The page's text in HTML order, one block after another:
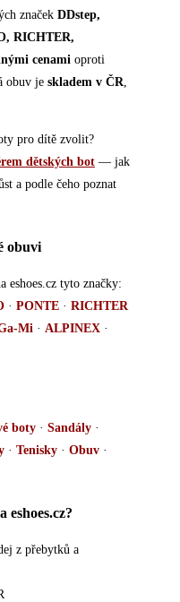
značek DDstep,
RICHTER,
cenami oproti
obuv je skladem v ČR
pro dítě zvolit?
dětských bot — jak
a podle čeho poznat
obuvi
eshoes.cz tyto značky:
· PONTE · RICHTER
Mi · ALPINEX ·
boty · Sandály ·
· Tenisky · Obuv ·
eshoes.cz?
z přebytků a